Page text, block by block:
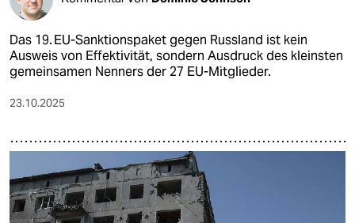
Das 19. EU-Sanktionspaket gegen Russland ist kein
Ausweis von Effektivität, sondern Ausdruck des kleinsten
gemeinsamen Nenners der 27 EU-Mitglieder.
23.10.2025